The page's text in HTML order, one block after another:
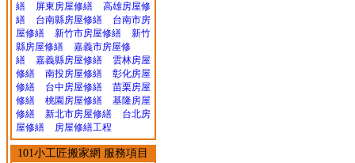
繕
屏東房屋修繕
高雄房屋修
繕
台南縣房屋修繕
台南市房
屋修繕
新竹市房屋修繕
新竹
縣房屋修繕
嘉義市房屋修
繕
嘉義縣房屋修繕
雲林房屋
修繕
南投房屋修繕
彰化房屋
修繕
台中房屋修繕
苗栗房屋
修繕
桃園房屋修繕
基隆房屋
修繕
新北市房屋修繕
台北房
屋修繕
房屋修繕工程
101小工匠搬家網 服務項目